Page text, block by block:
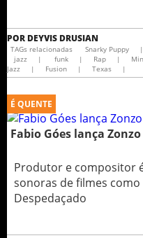
POR DEYVIS DRUSIAN
TAGs relacionadas Snarky Puppy |
jazz
| funk | Rap |
Jazz
| Fusion | Texas |
É QUENTE
Fabio Góes lança
Produtor e compositor
sonoras de filmes como
Despedaçado